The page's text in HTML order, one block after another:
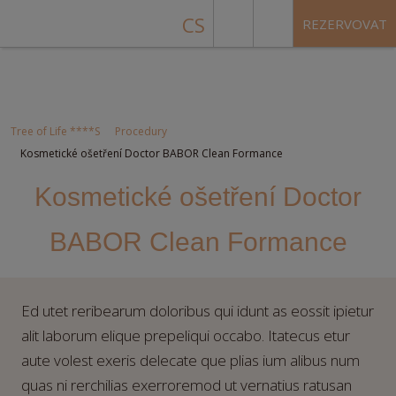
CS REZERVOVAT
Tree of Life ****S
Procedury
Kosmetické ošetření Doctor BABOR Clean Formance
Kosmetické ošetření Doctor
BABOR Clean Formance
Ed utet reribearum doloribus qui idunt as eossit ipietur
alit laborum elique prepeliqui occabo. Itatecus etur
aute volest exeris delecate que plias ium alibus num
quas ni rerchilias exerroremod ut vernatius ratusan